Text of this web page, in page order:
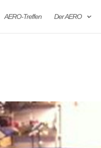
AERO-Treffen Der AERO